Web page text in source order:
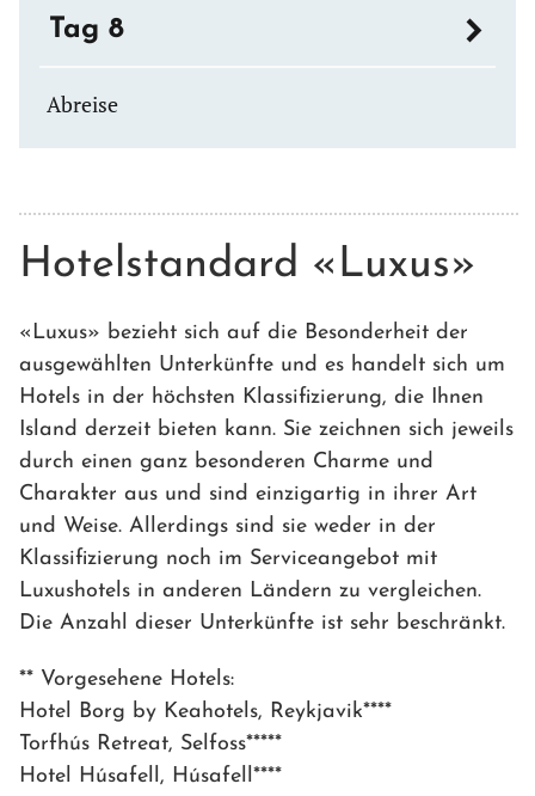
Tag 8
Abreise
Hotelstandard «Luxus»
«Luxus» bezieht sich auf die Besonderheit der
ausgewählten Unterkünfte und es handelt sich um
Hotels in der höchsten Klassifizierung, die Ihnen
Island derzeit bieten kann. Sie zeichnen sich jeweils
durch einen ganz besonderen Charme und
Charakter aus und sind einzigartig in ihrer Art
und Weise. Allerdings sind sie weder in der
Klassifizierung noch im Serviceangebot mit
Luxushotels in anderen Ländern zu vergleichen.
Die Anzahl dieser Unterkünfte ist sehr beschränkt.
** Vorgesehene Hotels:
Hotel Borg by Keahotels, Reykjavik****
Torfhús Retreat, Selfoss*****
Hotel Húsafell, Húsafell****